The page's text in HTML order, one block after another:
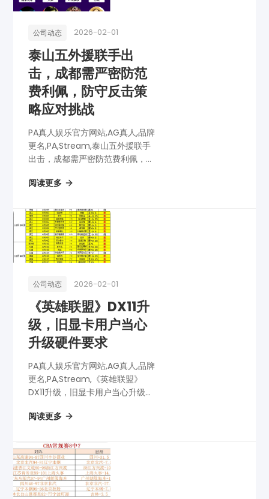
公司动态 2026-02-01
泰山五外援联手出
击，成都需严密防范
费利佩，防守反击策
略应对挑战
PA真人娱乐官方网站,AG真人,品牌
更名,PA,Stream,泰山五外援联手
出击，成都需严密防范费利佩，防
阅读更多
公司动态 2026-02-01
《英雄联盟》DX11升
级，旧显卡用户当心
升级硬件要求
PA真人娱乐官方网站,AG真人,品牌
更名,PA,Stream,《英雄联盟》
DX11升级，旧显卡用户当心升级硬
阅读更多